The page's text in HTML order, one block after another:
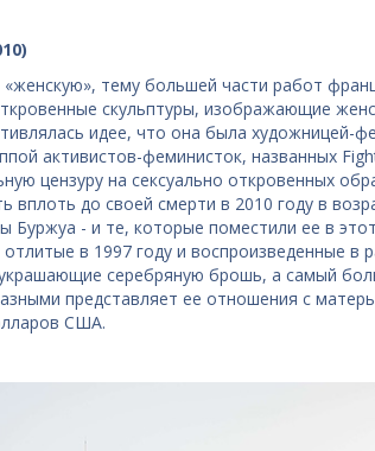
тему большей части работ
скульптуры, изображающие
идее, что она была художницей-
активистов-феминисток, названных
цензуру на сексуально откровенных
вплоть до своей смерти в 2010 году в
- и те, которые поместили ее в
в 1997 году и воспроизведенные в
серебряную брошь, а самый
представляет ее отношения с
США.